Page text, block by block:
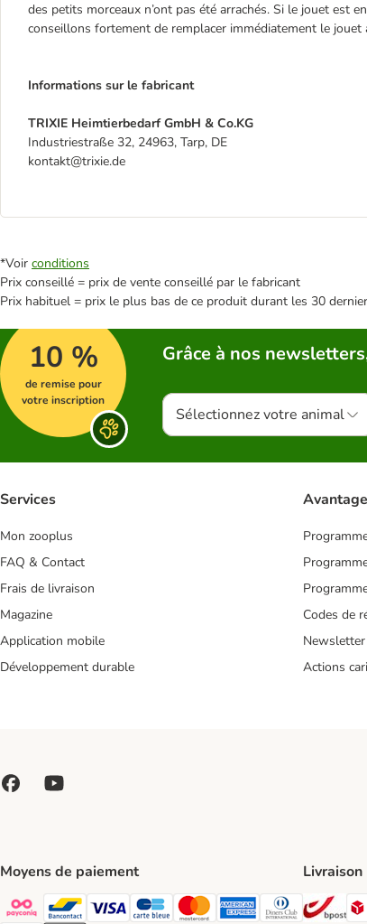
des petits morceaux n’ont pas été arrachés. Si le jouet est
conseillons fortement de remplacer immédiatement le
Informations sur le fabricant
TRIXIE Heimtierbedarf GmbH & Co.KG
Industriestraße 32, 24963, Tarp, DE
kontakt@trixie.de
*Voir conditions
Prix conseillé = prix de vente conseillé par le fabricant
Prix habituel = prix le plus bas de ce produit durant les 30
10 %
de remise pour
votre inscription
Grâce à nos
Sélectionnez votre animal
Services
Mon zooplus
FAQ & Contact
Frais de livraison
Magazine
Application mobile
Développement durable
Codes de
Newsletter
Actions
Moyens de paiement
Payconiq Payment Method
bancontact Payment Method
Visa Payment Method
carte bleue Payment Method
Master card Payment Method
American express
Diners club
Livraison